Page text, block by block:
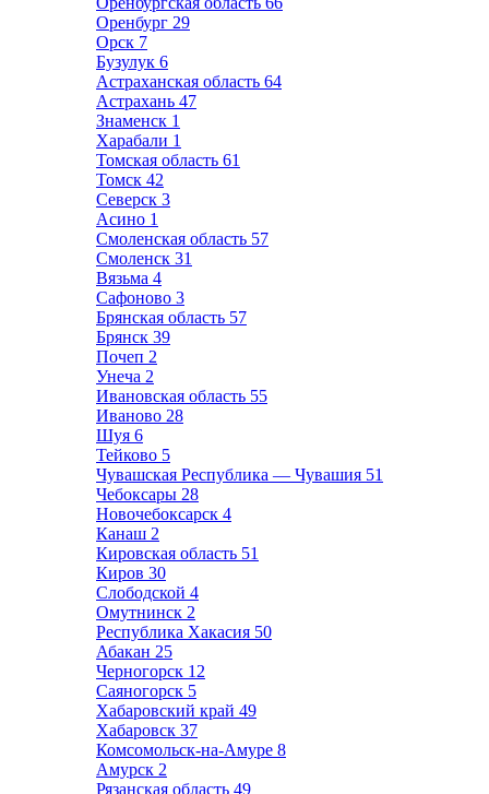
Оренбург 29
Орск 7
Бузулук 6
Астраханская область 64
Астрахань 47
Знаменск 1
Харабали 1
Томская область 61
Томск 42
Северск 3
Асино 1
Смоленская область 57
Смоленск 31
Вязьма 4
Сафоново 3
Брянская область 57
Брянск 39
Почеп 2
Унеча 2
Ивановская область 55
Иваново 28
Шуя 6
Тейково 5
Чувашская Республика — Чувашия 51
Чебоксары 28
Новочебоксарск 4
Канаш 2
Кировская область 51
Киров 30
Слободской 4
Омутнинск 2
Республика Хакасия 50
Абакан 25
Черногорск 12
Саяногорск 5
Хабаровский край 49
Хабаровск 37
Комсомольск-на-Амуре 8
Амурск 2
Рязанская область 49